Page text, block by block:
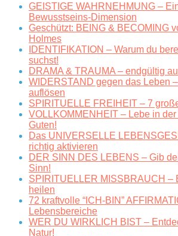
GEISTIGE WAHRNEHMUNG –
Bewusstseins-Dimension
Geschützt: BEING & BECOMING
Holmes
IDENTIFIKATION – Warum du
suchst!
DRAMA & TRAUMA – endgültig
WIDERSTAND gegen das Leben
auflösen
SPIRITUELLE FREIHEIT – 7
VOLLKOMMENHEIT – Lebe in
Guten!
Das UNIVERSELLE
richtig aktivieren
DER SINN DES LEBENS – Gib
Sinn!
SPIRITUELLER MISSBRAUCH –
heilen
72 kraftvolle “ICH-BIN”
Lebensbereiche
WER DU WIRKLICH BIST –
Natur!